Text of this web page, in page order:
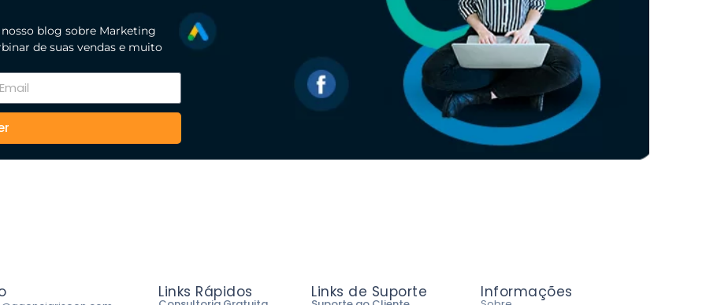
blog sobre Marketing
de suas vendas e muito
Links Rápidos Links de Suporte Informações